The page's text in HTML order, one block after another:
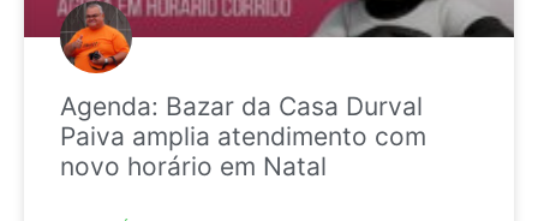
Agenda: Bazar da Casa Durval
Paiva amplia atendimento com
novo horário em Natal